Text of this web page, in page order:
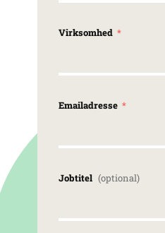
Virksomhed
Emailadresse
Jobtitel